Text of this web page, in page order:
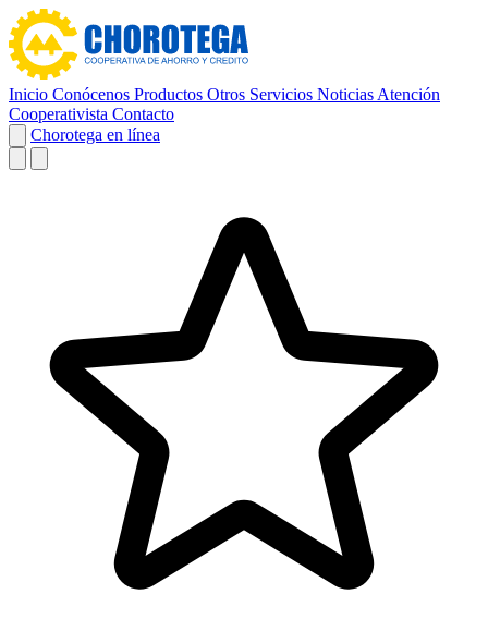
Inicio Conócenos Productos Otros Servicios Noticias Atención
Cooperativista Contacto
Chorotega en línea